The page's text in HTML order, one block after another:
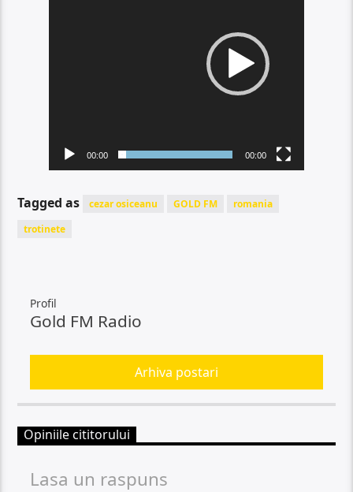
00:00 00:00
Tagged as cezar osiceanu GOLD FM
romania
trotinete
Profil
Gold FM Radio
Arhiva postari
Opiniile cititorului
Lasa un raspuns